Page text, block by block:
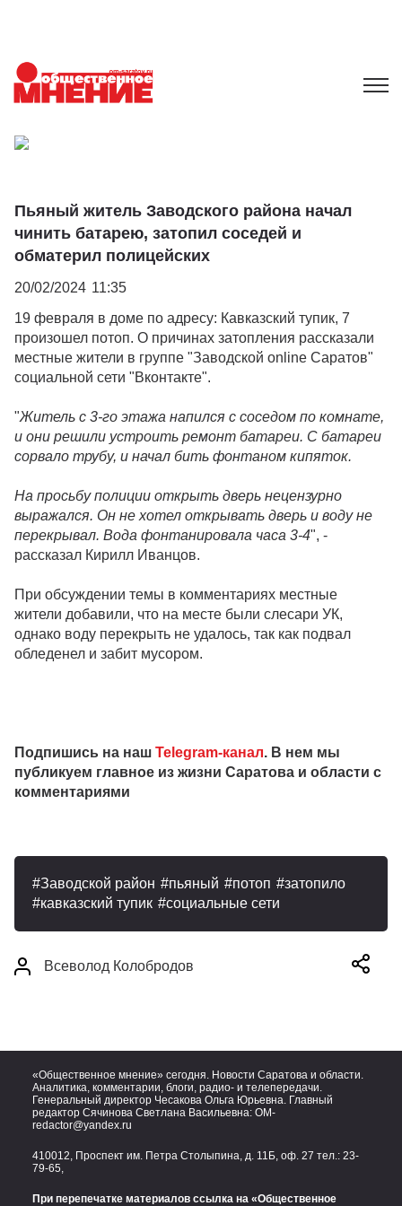
Пьяный житель Заводского района начал
чинить батарею, затопил соседей и
обматерил полицейских
20/02/2024 11:35
19 февраля в доме по адресу: Кавказский тупик, 7
произошел потоп. О причинах затопления рассказали
местные жители в группе "Заводской online Саратов"
социальной сети "Вконтакте".
"Житель с 3-го этажа напился с соседом по комнате,
и они решили устроить ремонт батареи. С батареи
сорвало трубу, и начал бить фонтаном кипяток.
На просьбу полиции открыть дверь нецензурно
выражался. Он не хотел открывать дверь и воду не
перекрывал. Вода фонтанировала часа 3-4", -
рассказал Кирилл Иванцов.
При обсуждении темы в комментариях местные
жители добавили, что на месте были слесари УК,
однако воду перекрыть не удалось, так как подвал
обледенел и забит мусором.
Подпишись на наш Telegram-канал. В нем мы
публикуем главное из жизни Саратова и области с
комментариями
Заводской район пьяный потоп
затопило
кавказский тупик
социальные сети
Всеволод Колобродов
«Общественное мнение» сегодня. Новости Саратова и области.
Аналитика, комментарии, блоги, радио- и телепередачи.
Генеральный директор Чесакова Ольга Юрьевна. Главный
редактор Сячинова Светлана Васильевна: OM-
redactor@yandex.ru
410012, Проспект им. Петра Столыпина, д. 11Б, оф. 27 тел.: 23-
79-65,
При перепечатке материалов ссылка на «Общественное